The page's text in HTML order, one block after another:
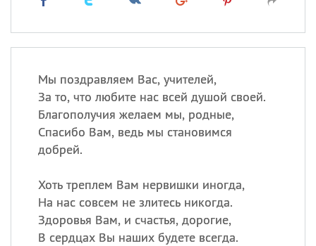
Мы поздравляем Вас, учителей,
За то, что любите нас всей душой своей.
Благополучия желаем мы, родные,
Спасибо Вам, ведь мы становимся
добрей.
Хоть треплем Вам нервишки иногда,
На нас совсем не злитесь никогда.
Здоровья Вам, и счастья, дорогие,
В сердцах Вы наших будете всегда.